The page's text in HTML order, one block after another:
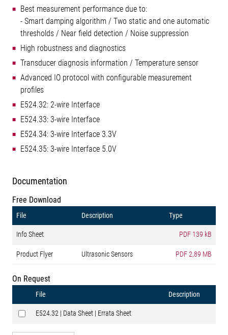
Best measurement performance due to:
- Smart damping algorithm / Two static and one automatic
thresholds / Near field detection / Noise suppression
High robustness and diagnostics
Transducer diagnosis information / Temperature sensor
Advanced IO protocol with configurable measurement
profiles
E524.32: 2-wire Interface
E524.33: 3-wire Interface
E524.34: 3-wire Interface 3.3V
E524.35: 3-wire Interface 5.0V
Documentation
Free Download
File Description Type
Info Sheet PDF 139 kB
Product Flyer Ultrasonic Sensors PDF2,89 MB
On Request
File Description
E524.32 | Data Sheet | Errata Sheet